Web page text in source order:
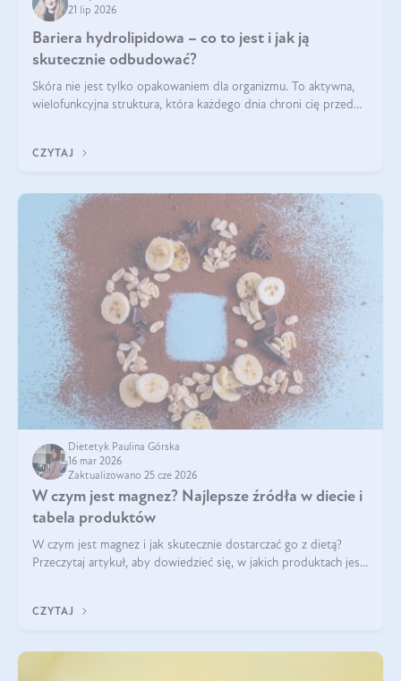
21 lip 2026
Bariera hydrolipidowa – co to jest i jak ją
skutecznie odbudować?
Skóra nie jest tylko opakowaniem dla organizmu. To aktywna,
wielofunkcyjna struktura, która każdego dnia chroni cię przed
bariera hydrolipidowa.
CZYTAJ
Dietetyk Paulina Górska
16 mar 2026
Zaktualizowano 25 cze 2026
W czym jest magnez? Najlepsze źródła w diecie i
tabela produktów
W czym jest magnez i jak skutecznie dostarczać go z dietą?
Przeczytaj artykuł, aby dowiedzieć się, w jakich produktach jest
CZYTAJ